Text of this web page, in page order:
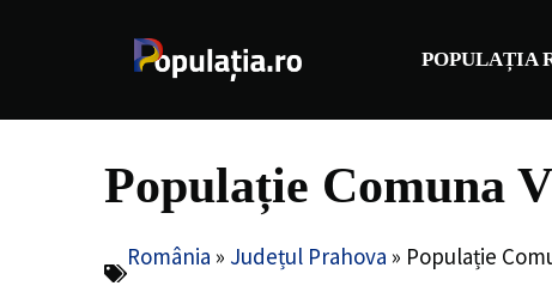
POPULAȚIA
Populație Comuna
România » Județul Prahova » Populație